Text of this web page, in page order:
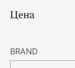
Цена
BRAND